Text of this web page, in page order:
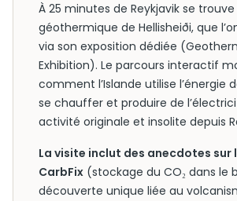
À 25 minutes de Reykjavik se
géothermique de Hellisheiði, que
via son exposition dédiée
Exhibition). Le parcours interactif
comment l’Islande utilise l’énergie
se chauffer et produire de
activité originale et insolite depuis
La visite inclut des anecdotes sur
CarbFix (stockage du CO₂ dans le
découverte unique liée au